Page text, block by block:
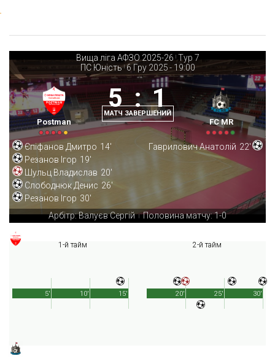
Вища ліга АФЗО 2025-26 | Тур 7
ПС Юність | 6 Гру 2025- 19:00
Postman
5 : 1
МАТЧ ЗАВЕРШЕНИЙ
FC MR
Єпіфанов Дмитро 14'
Резанов Ігор 19'
Шульц Владислав 20'
Слободнюк Денис 26'
Резанов Ігор 30'
Гаврилович Анатолій 22'
Арбітр: Валуєв Сергій | Половина матчу: 1-0
1-й тайм
15'
5' 10'
2-й тайм
30'
20' 25'